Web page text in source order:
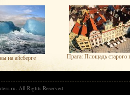
на айсберге Прага: Площадь старого
All Rights Reserved.